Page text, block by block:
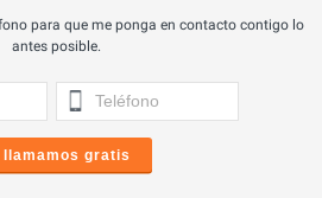
para que me ponga en contacto contigo lo
antes posible.
llamamos gratis